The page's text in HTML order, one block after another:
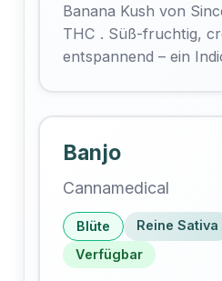
Banana Kush von
THC . Süß-fruchtig,
entspannend – ein
Banjo
Cannamedical
Blüte Reine Sativa
Verfügbar